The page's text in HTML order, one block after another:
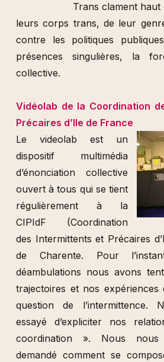
Trans clament
leurs corps trans, de leur
contre les politiques
présences singulières, la
collective.
Vidéolab de la Coordination
Précaires d’Ile de France
Le videolab est un
dispositif multimédia
d’énonciation collective
ouvert à tous qui se tient
régulièrement à la
CIPIdF (Coordination
des Intermittents et Précaires
de Charente. Pour
déambulations nous avons
trajectoires et nos
question de l’intermittence.
essayé d’expliciter nos
coordination ». Nous nous
demandé comment se